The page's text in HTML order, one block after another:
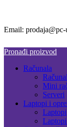
Email: prodaja@pc-
Pronađi proizvod
Računala
Mini
Serveri
Laptopi i
Laptopi